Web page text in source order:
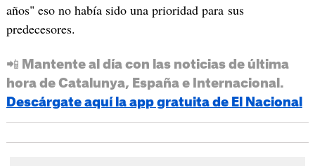
años" eso no había sido una prioridad para sus
predecesores.
📲 Mantente al día con las noticias de última
hora de Catalunya, España e Internacional.
Descárgate aquí la app gratuita de El Nacional